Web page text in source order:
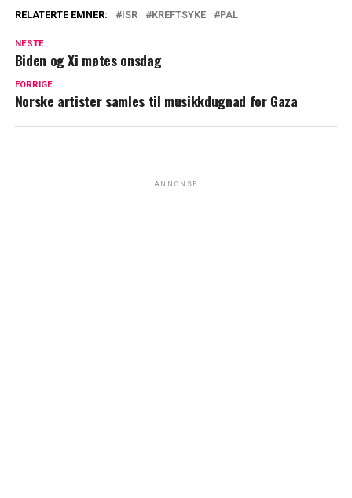
RELATERTE EMNER: ISR KREFTSYKE PAL
NESTE
Biden og Xi møtes onsdag
FORRIGE
Norske artister samles til musikkdugnad for Gaza
ANNONSE